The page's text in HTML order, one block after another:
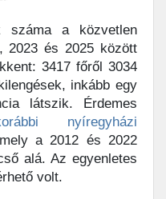
száma a közvetlen
2023 és 2025 között
3417 főről 3034
inkább egy
látszik. Érdemes
nyíregyházi
a 2012 és 2022
alá. Az egyenletes
volt.